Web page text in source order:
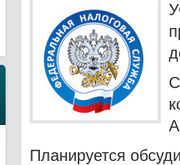
Планируется